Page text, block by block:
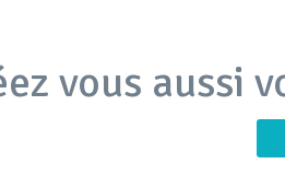
vous aussi